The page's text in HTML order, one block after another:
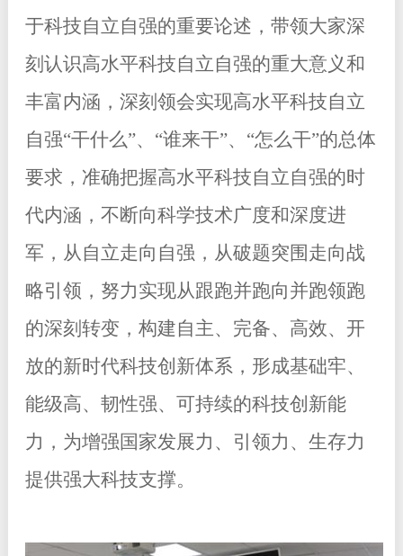
于科技自立自强的重要论述，带领大家深
刻认识高水平科技自立自强的重大意义和
丰富内涵，深刻领会实现高水平科技自立
自强“干什么”、“谁来干”、“怎么干”的总体
要求，准确把握高水平科技自立自强的时
代内涵，不断向科学技术广度和深度进
军，从自立走向自强，从破题突围走向战
略引领，努力实现从跟跑并跑向并跑领跑
的深刻转变，构建自主、完备、高效、开
放的新时代科技创新体系，形成基础牢、
能级高、韧性强、可持续的科技创新能
力，为增强国家发展力、引领力、生存力
提供强大科技支撑。